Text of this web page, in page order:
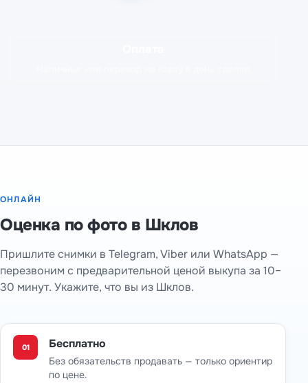
ОНЛАЙН
Оценка по фото в Шклов
Пришлите снимки в Telegram, Viber или WhatsApp —
перезвоним с предварительной ценой выкупа за 10–
30 минут. Укажите, что вы из Шклов.
01 Бесплатно
Без обязательств продавать — только ориентир
по цене.